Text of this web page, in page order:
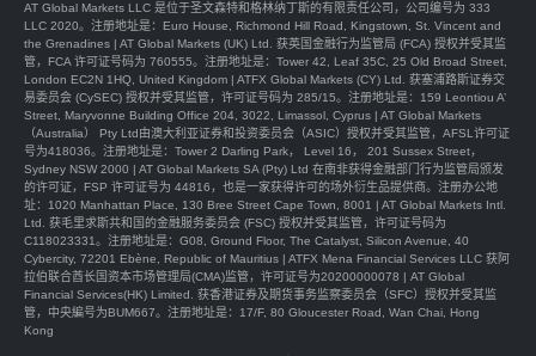
AT Global Markets LLC 是位于圣文森特和格林纳丁斯的有限责任公司，公司编号为 333
LLC 2020。注册地址是：Euro House, Richmond Hill Road, Kingstown, St. Vincent and
the Grenadines | AT Global Markets (UK) Ltd. 获英国金融行为监管局 (FCA) 授权并受其监
管，FCA 许可证号码为 760555。注册地址是：Tower 42, Leaf 35C, 25 Old Broad Street,
London EC2N 1HQ, United Kingdom | ATFX Global Markets (CY) Ltd. 获塞浦路斯证券交
易委员会 (CySEC) 授权并受其监管，许可证号码为 285/15。注册地址是：159 Leontiou A’
Street, Maryvonne Building Office 204, 3022, Limassol, Cyprus | AT Global Markets
（Australia） Pty Ltd由澳大利亚证券和投资委员会（ASIC）授权并受其监管，AFSL许可证
号为418036。注册地址是：Tower 2 Darling Park， Level 16， 201 Sussex Street，
Sydney NSW 2000 | AT Global Markets SA (Pty) Ltd 在南非获得金融部门行为监管局颁发
的许可证，FSP 许可证号为 44816，也是一家获得许可的场外衍生品提供商。注册办公地
址：1020 Manhattan Place, 130 Bree Street Cape Town, 8001 | AT Global Markets Intl.
Ltd. 获毛里求斯共和国的金融服务委员会 (FSC) 授权并受其监管，许可证号码为
C118023331。注册地址是：G08, Ground Floor, The Catalyst, Silicon Avenue, 40
Cybercity, 72201 Ebène, Republic of Mauritius | ATFX Mena Financial Services LLC 获阿
拉伯联合酋长国资本市场管理局(CMA)监管，许可证号为20200000078 | AT Global
Financial Services(HK) Limited. 获香港证券及期货事务监察委员会（SFC）授权并受其监
管，中央編号为BUM667。注册地址是：17/F, 80 Gloucester Road, Wan Chai, Hong
Kong